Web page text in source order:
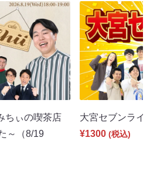
ちぃの喫茶店
～（8/19
大宮セブンラ
¥1300 (税込)